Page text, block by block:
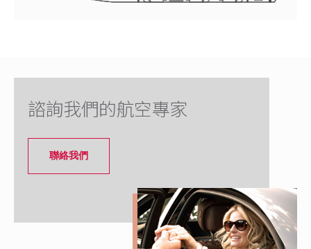
諮詢我們的航空專家
聯絡我們